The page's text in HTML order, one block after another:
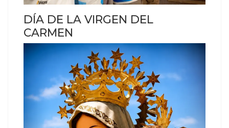
DÍA DE LA VIRGEN DEL
CARMEN